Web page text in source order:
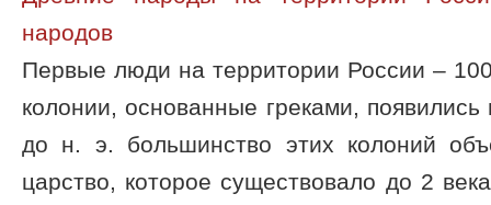
народов
Первые люди на территории России –
колонии, основанные греками,
до н. э. большинство этих колоний
царство, которое существовало до 2